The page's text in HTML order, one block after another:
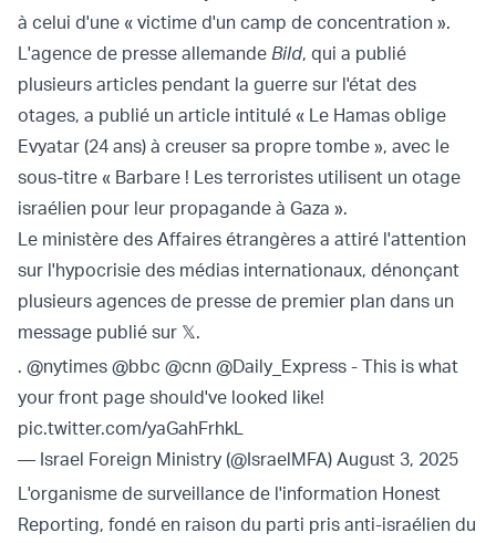
à celui d'une « victime d'un camp de concentration ».
L'agence de presse allemande Bild, qui a publié
plusieurs articles pendant la guerre sur l'état des
otages, a publié un article intitulé « Le Hamas oblige
Evyatar (24 ans) à creuser sa propre tombe », avec le
sous-titre « Barbare ! Les terroristes utilisent un otage
israélien pour leur propagande à Gaza ».
Le ministère des Affaires étrangères a attiré l'attention
sur l'hypocrisie des médias internationaux, dénonçant
plusieurs agences de presse de premier plan dans un
message publié sur 𝕏.
. @nytimes @bbc @cnn @Daily_Express - This is what
your front page should've looked like!
pic.twitter.com/yaGahFrhkL
— Israel Foreign Ministry (@IsraelMFA) August 3, 2025
L'organisme de surveillance de l'information Honest
Reporting, fondé en raison du parti pris anti-israélien du